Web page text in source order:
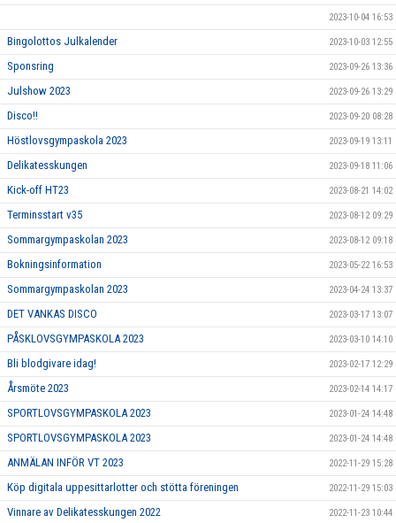
2023-10-04 16:53
Bingolottos Julkalender 2023-10-03 12:55
Sponsring 2023-09-26 13:36
Julshow 2023 2023-09-26 13:29
Disco!! 2023-09-20 08:28
Höstlovsgympaskola 2023 2023-09-19 13:11
Delikatesskungen 2023-09-18 11:06
Kick-off HT23 2023-08-21 14:02
Terminsstart v35 2023-08-12 09:29
Sommargympaskolan 2023 2023-08-12 09:18
Bokningsinformation 2023-05-22 16:53
Sommargympaskolan 2023 2023-04-24 13:37
DET VANKAS DISCO 2023-03-17 13:07
PÅSKLOVSGYMPASKOLA 2023 2023-03-10 14:10
Bli blodgivare idag! 2023-02-17 12:29
Årsmöte 2023 2023-02-14 14:17
SPORTLOVSGYMPASKOLA 2023 2023-01-24 14:48
SPORTLOVSGYMPASKOLA 2023 2023-01-24 14:48
ANMÄLAN INFÖR VT 2023 2022-11-29 15:28
Köp digitala uppesittarlotter och stötta föreningen 2022-11-29 15:03
Vinnare av Delikatesskungen 2022 2022-11-23 10:44